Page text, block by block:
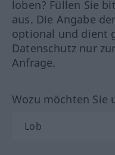
loben? Füllen Sie
aus. Die Angabe
optional und dient
Datenschutz nur
Anfrage.
Wozu möchten Sie